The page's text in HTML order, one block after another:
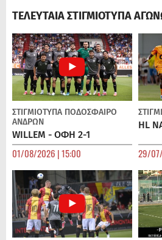
ΤΕΛΕΥΤΑΙΑ ΣΤΙΓΜΙΟΤΥΠΑ
ΣΤΙΓΜΙΟΤΥΠΑ ΠΟΔΌΣΦΑΙΡΟ
ΑΝΔΡΏΝ
WILLEM - ΟΦΗ 2-1
01/08/2026 | 15:00
HL
29/